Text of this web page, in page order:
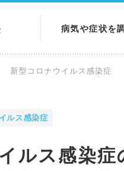
病気や症状を
新型コロナウイルス感染症
ルス感染症
ルス感染